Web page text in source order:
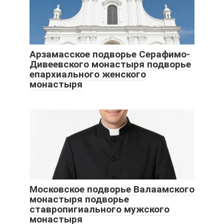
Арзамасское подворье Серафимо-
Дивеевского монастыря подворье
епархиального женского
монастыря
Московское подворье Валаамского
монастыря подворье
ставропигиального мужского
монастыря